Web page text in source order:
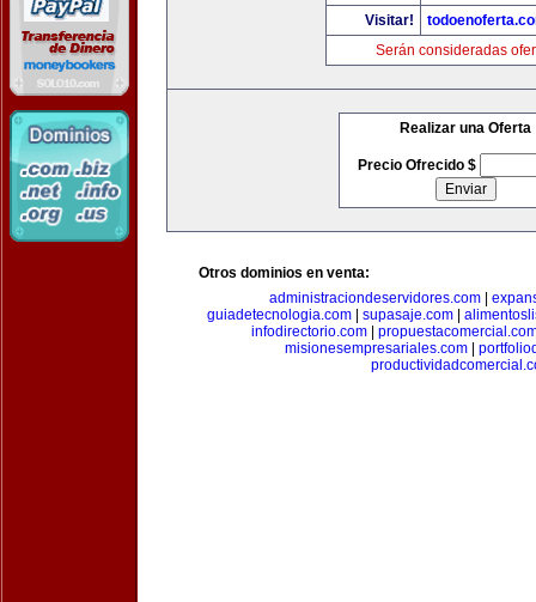
Visitar!
Serán consideradas
Realizar una Oferta
Precio Ofrecido $
Otros dominios en venta:
administraciondeservidores.com
guiadetecnologia.com
supasaje.com
infodirectorio.com
misionesempresariales.com